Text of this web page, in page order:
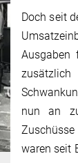
Doch seit
Ausgaben
nun an
waren seit